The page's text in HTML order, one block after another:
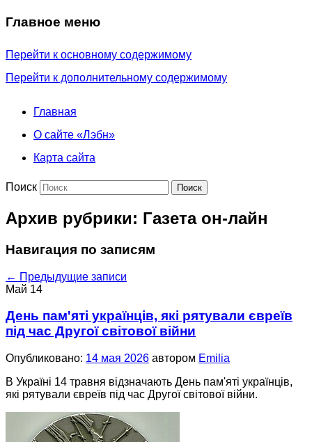
Главное меню
Перейти к основному содержимому
Перейти к дополнительному содержимому
Главная
О сайте «Лэбн»
Карта сайта
Поиск
Архив рубрики: Газета он-лайн
Навигация по записям
← Предыдущие записи
Май 14
День пам'яті українців, які рятували євреїв
під час Другої світової війни
Опубликовано: 14 мая 2026 автором Emilia
В Україні 14 травня відзначають День пам'яті українців,
які рятували євреїв під час Другої світової війни.